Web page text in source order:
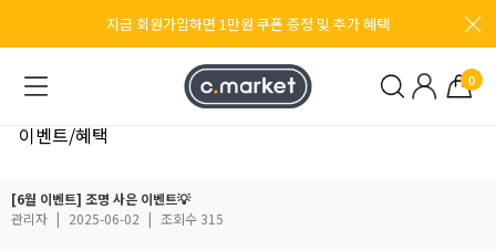
지금 회원가입하면 1만원 쿠폰 증정 및 추가 혜택
0
이벤트/혜택
[6월 이벤트] 조명 사은 이벤트💡
관리자 | 2025-06-02 | 조회수 315